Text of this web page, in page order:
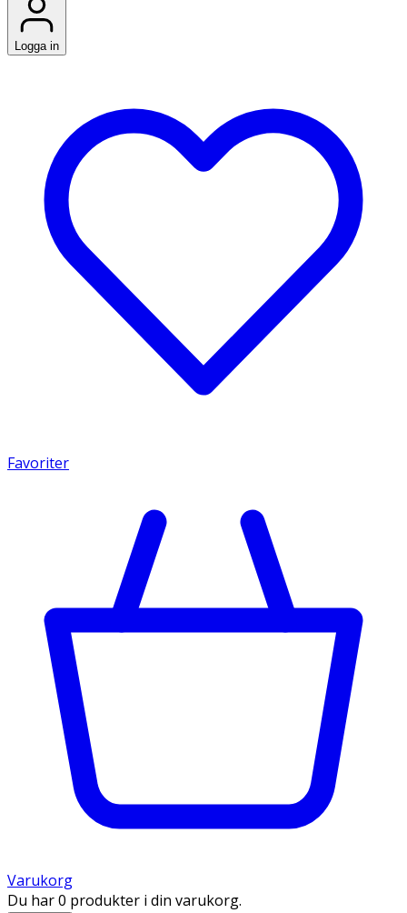
Logga in
Favoriter
Varukorg
Du har 0 produkter i din varukorg.